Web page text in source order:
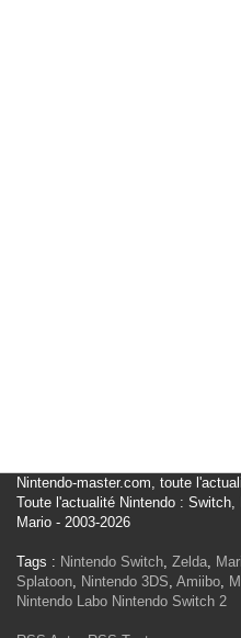
Nintendo-master.com, toute
Toute l'actualité Nintendo :
Mario - 2003-2026
Tags : Nintendo Switch, Zelda,
Splatoon, Nintendo 3DS, Amiibo,
Nintendo Labo Nintendo Switch 2